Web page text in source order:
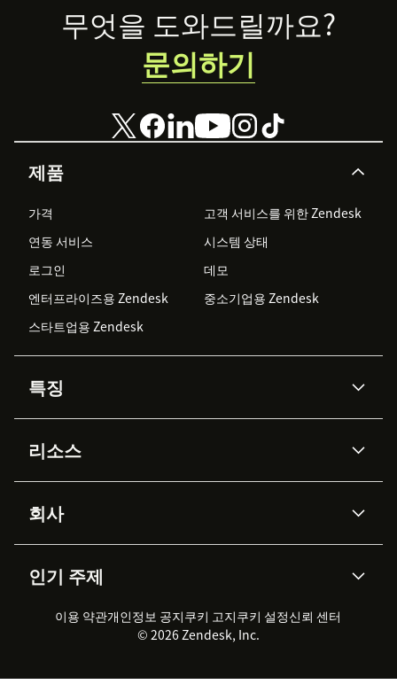
Footer
제품
가격
고객 서비스를 위한 Zendesk
연동 서비스
시스템 상태
로그인
데모
엔터프라이즈용 Zendesk
중소기업용 Zendesk
스타트업용 Zendesk
특징
Zendesk AI
Advanced Data Privacy &
Protection
지식창고
워크포스 관리
실시간 채팅
클라이언트 포털
리소스
API & 개발자
AI 리서치
이벤트 & 웨비나
고객 사례
회사
채용 정보
지속 가능성 보고서
Zendesk Foundation
법적 정보
인기 주제
2026 CX 트렌드
제품 업데이트
고객 서비스 소프트웨어
헬프 데스크 통합 티켓 관리 소
무엇을 도와드릴까요?
문의하기
이용 약관개인정보 공지쿠키 고지쿠키 설정신뢰 센터
© 2026 Zendesk, Inc.